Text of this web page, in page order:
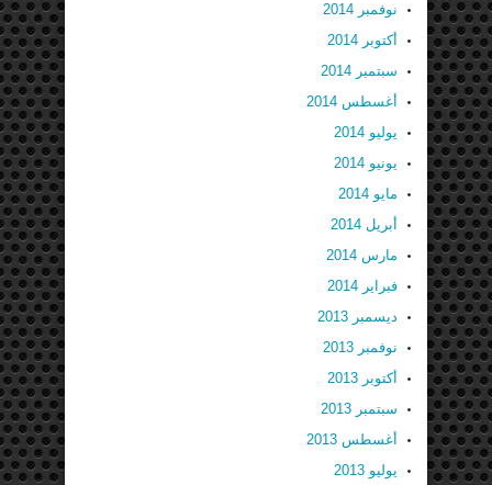
نوفمبر 2014
أكتوبر 2014
سبتمبر 2014
أغسطس 2014
يوليو 2014
يونيو 2014
مايو 2014
أبريل 2014
مارس 2014
فبراير 2014
ديسمبر 2013
نوفمبر 2013
أكتوبر 2013
سبتمبر 2013
أغسطس 2013
يوليو 2013